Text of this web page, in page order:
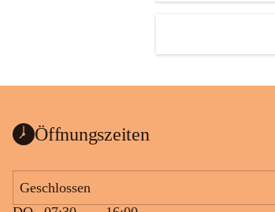
Öffnungszeiten
Geschlossen